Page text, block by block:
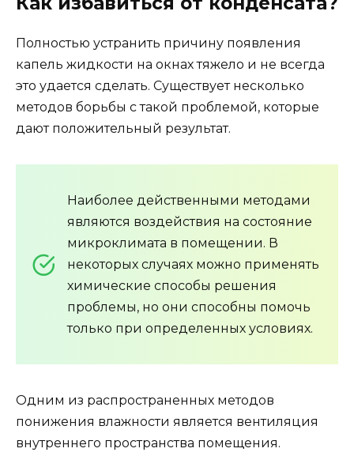
Полностью устранить причину появления
капель жидкости на окнах тяжело и не всегда
это удается сделать. Существует несколько
методов борьбы с такой проблемой, которые
дают положительный результат.
Наиболее действенными методами
являются воздействия на состояние
микроклимата в помещении. В
некоторых случаях можно применять
химические способы решения
проблемы, но они способны помочь
только при определенных условиях.
Одним из распространенных методов
понижения влажности является вентиляция
внутреннего пространства помещения.